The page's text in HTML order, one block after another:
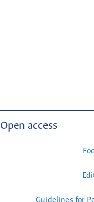
Open access
Guidelines for